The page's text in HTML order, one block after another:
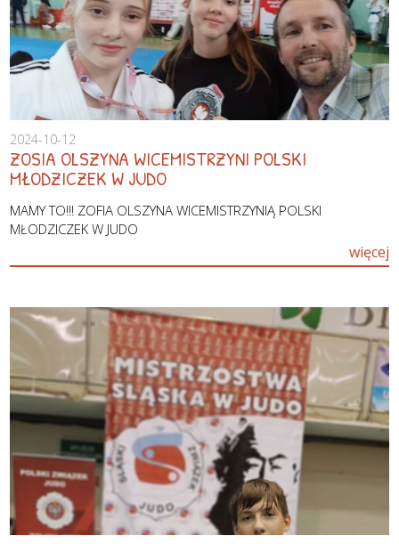
2024-10-12
ZOSIA OLSZYNA WICEMISTRZYNI POLSKI
MŁODZICZEK W JUDO
MAMY TO!!! ZOFIA OLSZYNA WICEMISTRZYNIĄ POLSKI
MŁODZICZEK W JUDO
więcej